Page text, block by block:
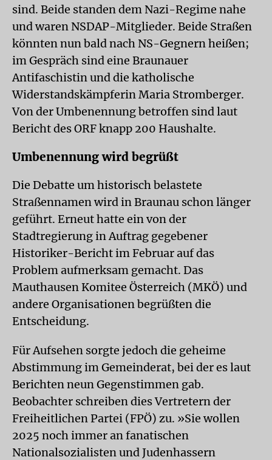
sind. Beide standen dem Nazi-Regime nahe
und waren NSDAP-Mitglieder. Beide Straßen
könnten nun bald nach NS-Gegnern heißen;
im Gespräch sind eine Braunauer
Antifaschistin und die katholische
Widerstandskämpferin Maria Stromberger.
Von der Umbenennung betroffen sind laut
Bericht des ORF knapp 200 Haushalte.
Umbenennung wird begrüßt
Die Debatte um historisch belastete
Straßennamen wird in Braunau schon länger
geführt. Erneut hatte ein von der
Stadtregierung in Auftrag gegebener
Historiker-Bericht im Februar auf das
Problem aufmerksam gemacht. Das
Mauthausen Komitee Österreich (MKÖ) und
andere Organisationen begrüßten die
Entscheidung.
Für Aufsehen sorgte jedoch die geheime
Abstimmung im Gemeinderat, bei der es laut
Berichten neun Gegenstimmen gab.
Beobachter schreiben dies Vertretern der
Freiheitlichen Partei (FPÖ) zu. »Sie wollen
2025 noch immer an fanatischen
Nationalsozialisten und Judenhassern